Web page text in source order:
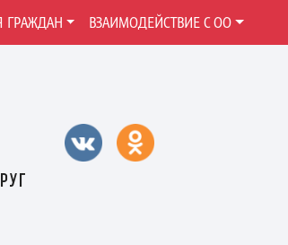
ГРАЖДАН ВЗАИМОДЕЙСТВИЕ С ОО